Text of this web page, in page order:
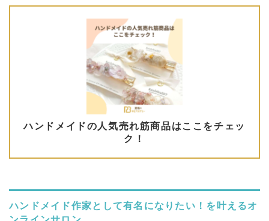
ハンドメイド作家として有名になりたい！を叶えるオ